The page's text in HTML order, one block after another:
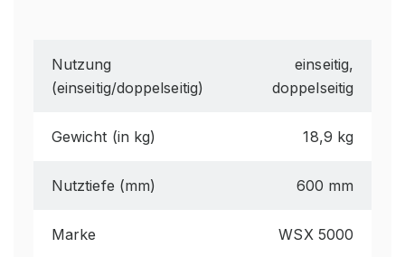
Nutzung
(einseitig/doppelseitig)
einseitig,
doppelseitig
Gewicht (in kg) 18,9 kg
Nutztiefe (mm) 600 mm
Marke WSX 5000